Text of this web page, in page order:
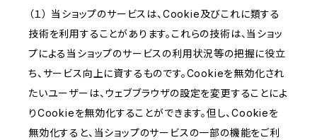
（１） 当ショップのサービスは、Cookie及びこれに類する
技術を利用することがあります。これらの技術は、当ショッ
プによる当ショップのサービスの利用状況等の把握に役立
ち、サービス向上に資するものです。Cookieを無効化され
たいユーザーは、ウェブブラウザの設定を変更することによ
りCookieを無効化することができます。但し、Cookieを
無効化すると、当ショップのサービスの一部の機能をご利